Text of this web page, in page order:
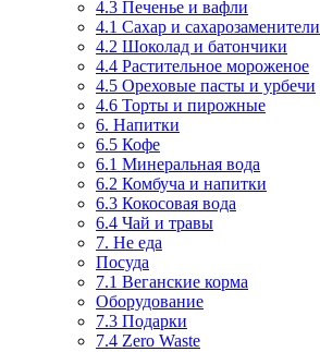
4.3 Печенье и вафли
4.1 Сахар и сахарозаменители
4.2 Шоколад и батончики
4.4 Растительное мороженое
4.5 Ореховые пасты и урбечи
4.6 Торты и пирожные
6. Напитки
6.5 Кофе
6.1 Минеральная вода
6.2 Комбуча и напитки
6.3 Кокосовая вода
6.4 Чай и травы
7. Не еда
Посуда
7.1 Веганские корма
Оборудование
7.3 Подарки
7.4 Zero Waste